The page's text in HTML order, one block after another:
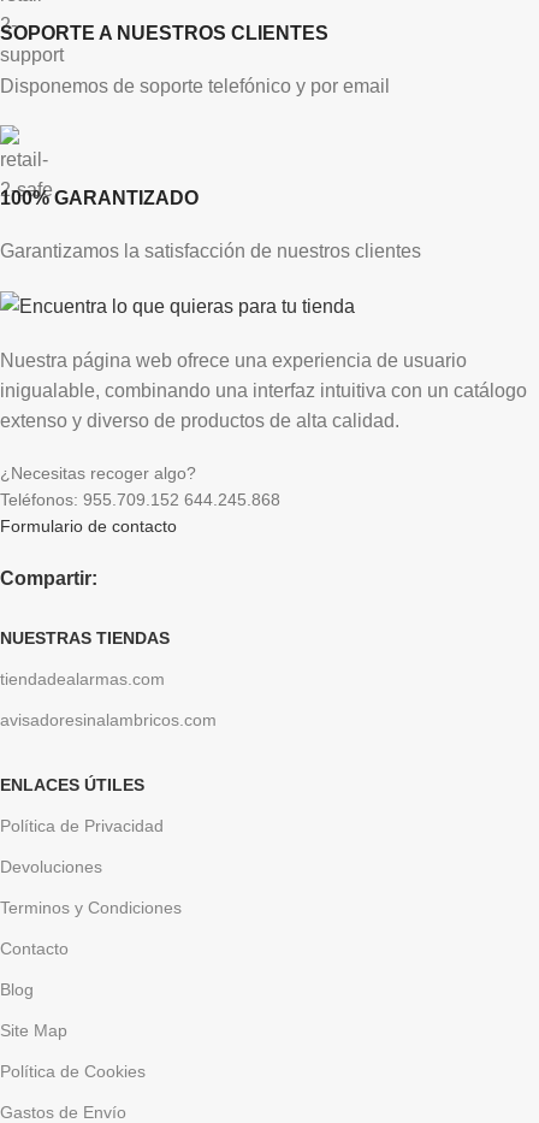
SOPORTE A NUESTROS CLIENTES
Disponemos de soporte telefónico y por email
100% GARANTIZADO
Garantizamos la satisfacción de nuestros clientes
Nuestra página web ofrece una experiencia de usuario
inigualable, combinando una interfaz intuitiva con un catálogo
extenso y diverso de productos de alta calidad.
¿Necesitas recoger algo?
Teléfonos: 955.709.152 644.245.868
Formulario de contacto
Compartir:
NUESTRAS TIENDAS
tiendadealarmas.com
avisadoresinalambricos.com
ENLACES ÚTILES
Política de Privacidad
Devoluciones
Terminos y Condiciones
Contacto
Blog
Site Map
Política de Cookies
Gastos de Envío